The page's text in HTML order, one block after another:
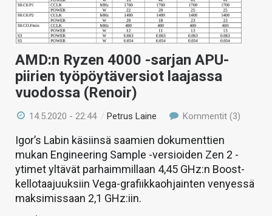
AMD:n Ryzen 4000 -sarjan APU-
piirien työpöytäversiot laajassa
vuodossa (Renoir)
14.5.2020 - 22:44 /Petrus Laine Kommentit (3)
Igor’s Labin käsiinsä saamien dokumenttien
mukan Engineering Sample -versioiden Zen 2 -
ytimet yltävät parhaimmillaan 4,45 GHz:n Boost-
kellotaajuuksiin Vega-grafiikkaohjainten venyessä
maksimissaan 2,1 GHz:iin.